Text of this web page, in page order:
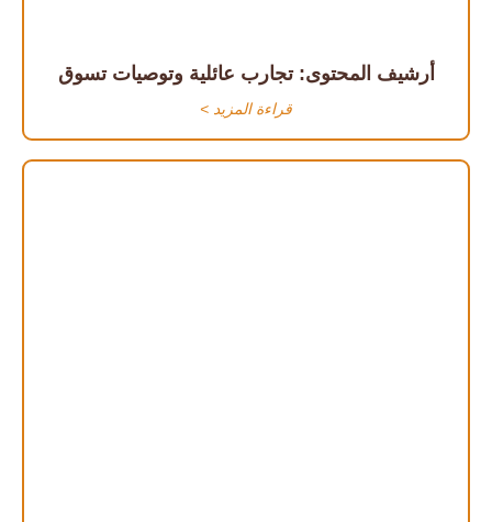
أرشيف المحتوى: تجارب عائلية وتوصيات تسوق
قراءة المزيد >